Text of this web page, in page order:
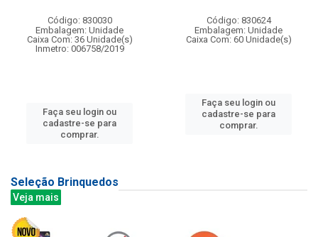
Código: 830030
Embalagem: Unidade
Caixa Com: 36 Unidade(s)
Inmetro: 006758/2019
Faça seu login ou
cadastre-se para
comprar.
Código: 830624
Embalagem: Unidade
Caixa Com: 60 Unidade(s)
Faça seu login ou
cadastre-se para
comprar.
Seleção Brinquedos
Veja mais